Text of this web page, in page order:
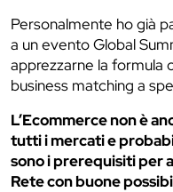
Personalmente ho già
a un evento Global
apprezzarne la formula
business matching a
L’Ecommerce non è
tutti i mercati e
sono i prerequisiti per
Rete con buone